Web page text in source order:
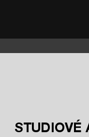
STUDIOVÉ